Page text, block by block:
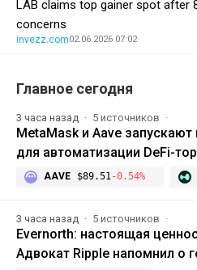
LAB claims top gainer spot after
concerns
invezz.com02.06.2026 07:02
Главное сегодня
3 часа назад 5 источников
MetaMask и Aave
для автоматизации DeFi-
AAVE $89.51-0.54%
3 часа назад 5 источников
Evernorth: настоящая
Адвокат Ripple напомнил о